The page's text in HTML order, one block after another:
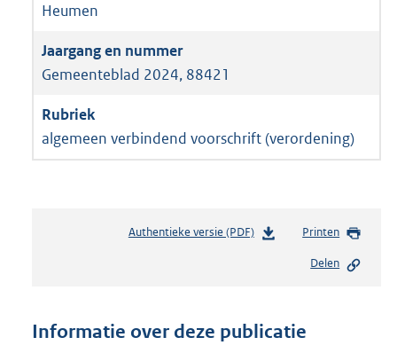
Heumen
Gemeenteblad 2024, 88421
algemeen verbindend voorschrift (verordening)
Authentieke versie (PDF)b
n
Printen
Delen
Informatie over deze publicatie